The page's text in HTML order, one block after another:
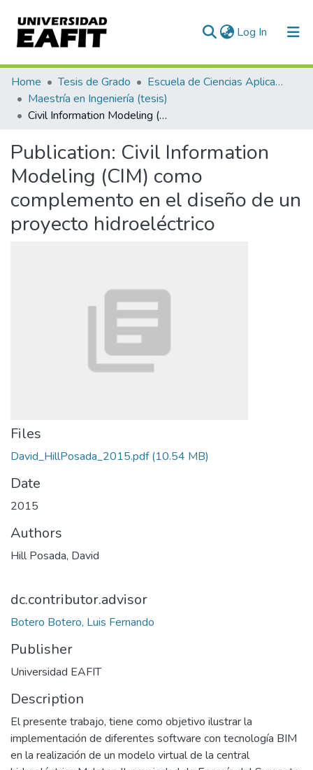
Log In (current)
Communities & Collections
All of DSpace
Home Tesis de Grado
Escuela de Ciencias Aplicadas e Ingeniería
Maestría en Ingeniería (tesis)
Civil Information Modeling (CIM) como complemento en el diseño de un proyecto hidroeléctrico
Publication: Civil Information
Modeling (CIM) como
complemento en el diseño de un
proyecto hidroeléctrico
Files
David_HillPosada_2015.pdf(10.54 MB)
Date
2015
Authors
Hill Posada, David
dc.contributor.advisor
Botero Botero, Luis Fernando
Publisher
Universidad EAFIT
Description
El presente trabajo, tiene como objetivo ilustrar la
implementación de diferentes software con tecnología BIM
en la realización de un modelo virtual de la central